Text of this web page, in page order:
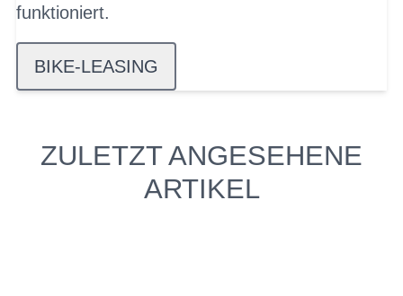
funktioniert.
BIKE-LEASING
ZULETZT ANGESEHENE
ARTIKEL